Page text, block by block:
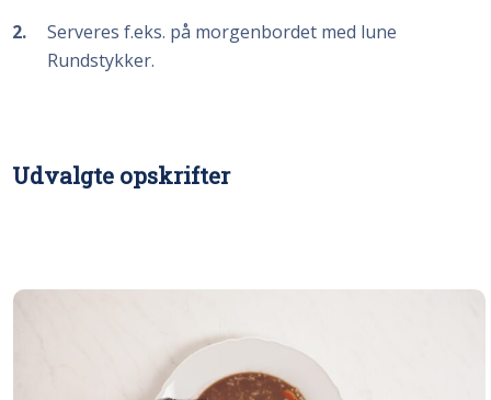
2
Serveres f.eks. på morgenbordet med lune
Rundstykker.
Udvalgte opskrifter